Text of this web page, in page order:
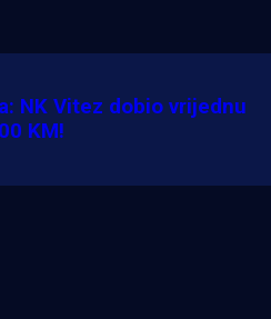
kvalifikacije za
NK Vitez dobio vrijednu
KM!